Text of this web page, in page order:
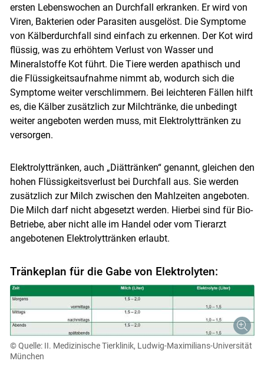
Skip to main content
ersten Lebenswochen an Durchfall erkranken. Er wird von
Viren, Bakterien oder Parasiten ausgelöst. Die Symptome
von Kälberdurchfall sind einfach zu erkennen. Der Kot wird
flüssig, was zu erhöhtem Verlust von Wasser und
Mineralstoffe Kot führt. Die Tiere werden apathisch und
die Flüssigkeitsaufnahme nimmt ab, wodurch sich die
Symptome weiter verschlimmern. Bei leichteren Fällen hilft
es, die Kälber zusätzlich zur Milchtränke, die unbedingt
weiter angeboten werden muss, mit Elektrolyttränken zu
versorgen.
Elektrolyttränken, auch „Diättränken“ genannt, gleichen den
hohen Flüssigkeitsverlust bei Durchfall aus. Sie werden
zusätzlich zur Milch zwischen den Mahlzeiten angeboten.
Die Milch darf nicht abgesetzt werden. Hierbei sind für Bio-
Betriebe, aber nicht alle im Handel oder vom Tierarzt
angebotenen Elektrolyttränken erlaubt.
Tränkeplan für die Gabe von Elektrolyten:
© Quelle: II. Medizinische Tierklinik, Ludwig-Maximilians-Universität
München